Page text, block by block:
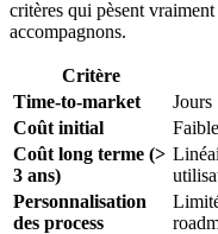
critères qui pèsent
accompagnons.
Critère
Time-to-market
Jours
Coût initial
Coût long terme (>
3 ans)
Personnalisation
des process